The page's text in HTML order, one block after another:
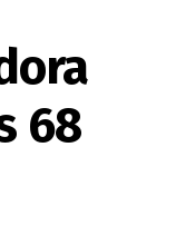
68